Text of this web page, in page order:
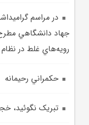
در مراسم
جهاد دانشگاهي
رويه‌هاي غلط در
حکمراني رحيمانه
تبريک نگوئيد،